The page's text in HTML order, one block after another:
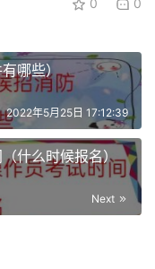
员依次选择考试所
标识的代表已选择
手工选择）。
号、学历及学位信息
项中带“*”的为必录
”按钮。网上报名系统
行在线核验，并根据
0 0
哪些）
2022年5月25日 17:12:39
什么时候报名）
Next